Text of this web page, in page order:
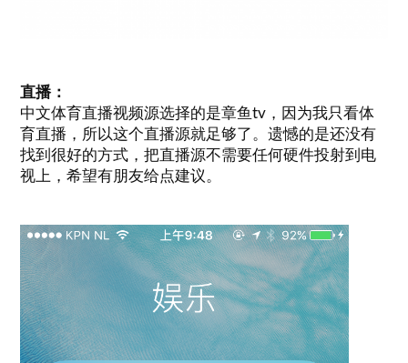
直播：
中文体育直播视频源选择的是章鱼tv，因为我只看体
育直播，所以这个直播源就足够了。遗憾的是还没有
找到很好的方式，把直播源不需要任何硬件投射到电
视上，希望有朋友给点建议。